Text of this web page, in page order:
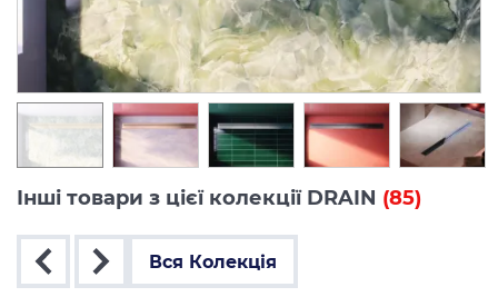
Інші товари з цієї колекції DRAIN (85)
Вся Колекція